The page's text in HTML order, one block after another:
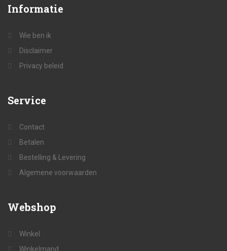
Informatie
Wie ben ik
Disclaimer
Privacy beleid
Service
Contact
Betalen
Bestelling & Levering
Algemene voorwaarden
Webshop
Winkel
Winkelmand